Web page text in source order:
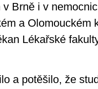
Brně i v
a Olomouckém
Lékařské
a potěšilo, že